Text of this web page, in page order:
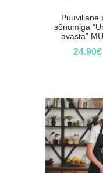
Puuvillane
sõnumiga
avasta”
24.90€